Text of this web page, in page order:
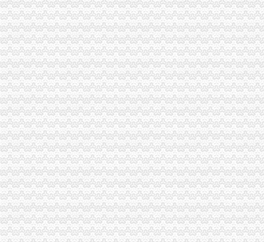
北京叫停居民住宅内开公司-汇科旺园-济南搜狐焦点业主论坛
放开住宅注册公司限制有望全国推广-政策-嘉兴乐居网
简政放权地方样本：住宅注册公司有望全国推广-产业园区新闻-搜狐焦
注册公司地址可以选择住宅地址吗？_搜狐财经_搜狐网
宁波市北仑区网站-办事咨询-是否可以用普通商品住宅作为办
居家住宅放开注册公司限制有望全国推广_网易北京房产频道
我家是住宅质。有没有注册公司的办？–安居客房产问答
【太原小店区住宅注册公司,社区不给盖住改商的证明】-小店陵易
居民区非居住房可创业企业注册门槛一降再降-头条民生-E都市
1、居民住宅楼能否作为公司的用房？2、住宅改变为非居用途后收多少
舟山网·大海网：住宅,到底能不能商用？定海一半新注册企业开在居
甲公司在建造的居民住宅已经完工,未办理房屋所有权证的况下,-
居家住宅也可以注册公司有望全国推广-中投顾问|中国投资咨询网
A公司承建B公司的居民住宅工程,后来双方因工程质量问题导致纠纷
国务推动电商产业居民住宅或可成为注册场所-市场-西安乐居网
【房产问答】住宅能否注册公司？-经开区-合肥论坛_合肥论坛网_合肥
居民区非居住房可进行创业企业注册门槛一降再降-房产频道-和讯网
放开住宅注册公司限制有望全国推广-市场-惠州乐居网
A公司承建B公司的居民住宅工程,后来双方因工程质量问题导致纠纷